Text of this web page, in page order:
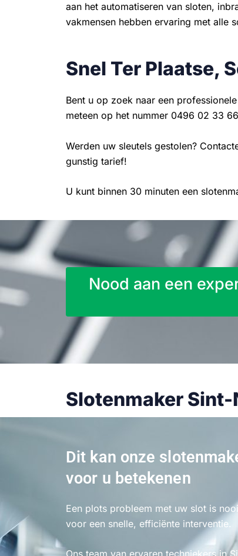
aan het automatiseren van sloten,
vakmensen hebben ervaring met alle
Snel Ter Plaatse,
Bent u op zoek naar een
meteen op het nummer 0496 02 33
Werden uw sleutels gestolen?
gunstig tarief!
U kunt binnen 30 minuten een
Nood aan een
Slotenmaker
Dit kan onze
voor u betekenen
Een plots probleem met uw slot is
voor een snelle, efficiënte interventie.